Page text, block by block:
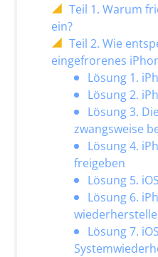
Teil 1. Warum
ein?
Teil 2. Wie
eingefrorenes
Lösung 1.
Lösung 2.
Lösung 3.
zwangsweise
Lösung 4.
freigeben
Lösung 5.
Lösung 6.
Lösung 7.